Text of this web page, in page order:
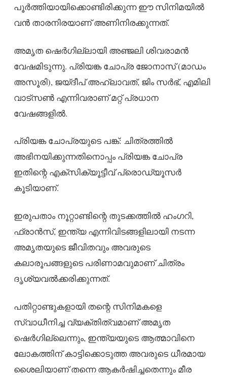
പൂർത്തിയായിക്കൊണ്ടിരിക്കുന്ന ഈ സിനിമയിൽ
വൻ താരനിരയാണ് അണിനിരക്കുന്നത്.
അമൃത ഷെർഗില്ലായി അഞ്ജലി ശിവരാമൻ
വേഷമിടുന്നു. പ്രിയങ്ക ചോപ്ര ജോനാസ് (മാഡം
അസൂരി), ജയ്ദീപ് അഹ്ലാവത്, ജിം സർഭ്, എമിലി
വാട്സൺ എന്നിവരാണ് മറ്റ് പ്രധാന
വേഷങ്ങളിൽ.
പ്രിയങ്ക ചോപ്രയുടെ പങ്ക്: ചിത്രത്തിൽ
അഭിനയിക്കുന്നതിനൊപ്പം പ്രിയങ്ക ചോപ്ര
ഇതിന്റെ എക്സിക്യൂട്ടീവ് പ്രൊഡ്യൂസർ
കൂടിയാണ്.
ഇരുപതാം നൂറ്റാണ്ടിന്റെ തുടക്കത്തിൽ ഹംഗറി,
ഫ്രാൻസ്, ഇന്ത്യ എന്നിവിടങ്ങളിലായി നടന്ന
അമൃതയുടെ ജീവിതവും അവരുടെ
കലാരൂപങ്ങളുടെ പരിണാമവുമാണ് ചിത്രം
ദൃശ്യവൽക്കരിക്കുന്നത്.
പതിറ്റാണ്ടുകളായി തന്റെ സിനിമകളെ
സ്വാധീനിച്ച വ്യക്തിത്വമാണ് അമൃത
ഷെർഗില്ലെന്നും, ഇന്ത്യയുടെ ആത്മാവിനെ
ലോകത്തിന് കാട്ടിക്കൊടുത്ത അവരുടെ ധീരമായ
ശൈലിയാണ് തന്നെ ആകർഷിച്ചതെന്നും മീര